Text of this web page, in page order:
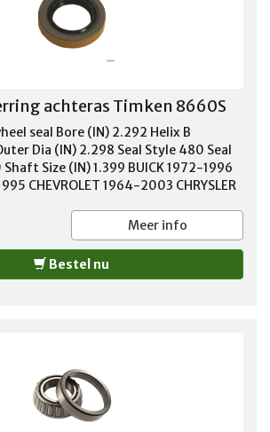
achteras Timken 8660S
seal Bore (IN) 2.292 Helix B
Dia (IN) 2.298 Seal Style 480 Seal
Size (IN) 1.399 BUICK 1972-1996
CHEVROLET 1964-2003 CHRYSLER
1999 JEEP 1991-2005 LINCOLN
1994-2009 MERCURY 1967-2011
2001 PLYMOUTH 1963-1983 PONTIAC
Meer info
Bestel nu